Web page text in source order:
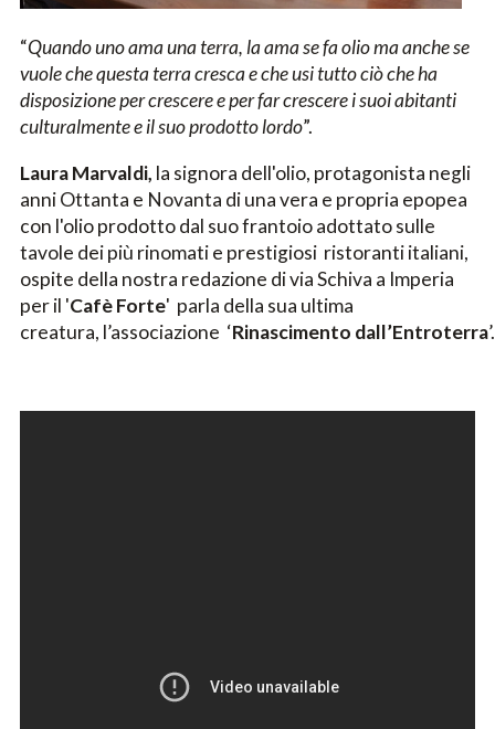
“Quando uno ama una terra, la ama se fa olio ma anche se
vuole che questa terra cresca e che usi tutto ciò che ha
disposizione per crescere e per far crescere i suoi abitanti
culturalmente e il suo prodotto lordo”.
Laura Marvaldi, la signora dell'olio, protagonista negli
anni Ottanta e Novanta di una vera e propria epopea
con l'olio prodotto dal suo frantoio adottato sulle
tavole dei più rinomati e prestigiosi ristoranti italiani,
ospite della nostra redazione di via Schiva a Imperia
per il 'Cafè Forte' parla della sua ultima
creatura, l’associazione ‘Rinascimento dall’Entroterra